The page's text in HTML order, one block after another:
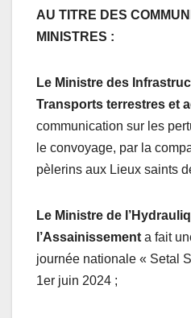
AU TITRE DES
MINISTRES :
Le Ministre des
Transports terrestres et
communication sur les
le convoyage, par la
pèlerins aux Lieux saints
Le Ministre de
l’Assainissement a fait
journée nationale « Setal
1er juin 2024 ;